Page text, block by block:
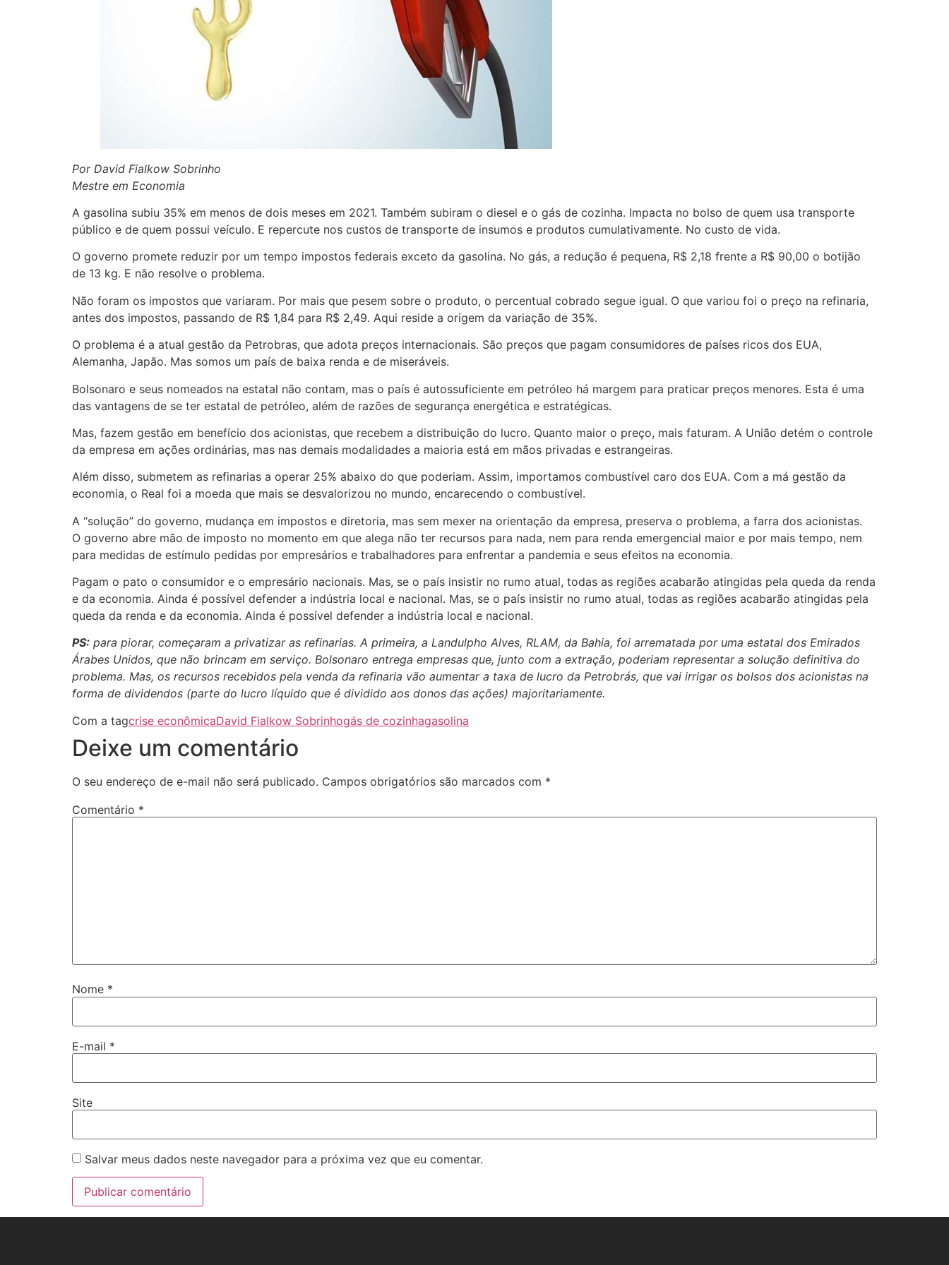
Por David Fialkow Sobrinho
Mestre em Economia
A gasolina subiu 35% em menos de dois meses em 2021. Também subiram o diesel e o gás de cozinha. Impacta no bolso de quem usa transporte
público e de quem possui veículo. E repercute nos custos de transporte de insumos e produtos cumulativamente. No custo de vida.
O governo promete reduzir por um tempo impostos federais exceto da gasolina. No gás, a redução é pequena, R$ 2,18 frente a R$ 90,00 o botijão
de 13 kg. E não resolve o problema.
Não foram os impostos que variaram. Por mais que pesem sobre o produto, o percentual cobrado segue igual. O que variou foi o preço na refinaria,
antes dos impostos, passando de R$ 1,84 para R$ 2,49. Aqui reside a origem da variação de 35%.
O problema é a atual gestão da Petrobras, que adota preços internacionais. São preços que pagam consumidores de países ricos dos EUA,
Alemanha, Japão. Mas somos um país de baixa renda e de miseráveis.
Bolsonaro e seus nomeados na estatal não contam, mas o país é autossuficiente em petróleo há margem para praticar preços menores. Esta é uma
das vantagens de se ter estatal de petróleo, além de razões de segurança energética e estratégicas.
Mas, fazem gestão em benefício dos acionistas, que recebem a distribuição do lucro. Quanto maior o preço, mais faturam. A União detém o controle
da empresa em ações ordinárias, mas nas demais modalidades a maioria está em mãos privadas e estrangeiras.
Além disso, submetem as refinarias a operar 25% abaixo do que poderiam. Assim, importamos combustível caro dos EUA. Com a má gestão da
economia, o Real foi a moeda que mais se desvalorizou no mundo, encarecendo o combustível.
A “solução” do governo, mudança em impostos e diretoria, mas sem mexer na orientação da empresa, preserva o problema, a farra dos acionistas.
O governo abre mão de imposto no momento em que alega não ter recursos para nada, nem para renda emergencial maior e por mais tempo, nem
para medidas de estímulo pedidas por empresários e trabalhadores para enfrentar a pandemia e seus efeitos na economia.
Pagam o pato o consumidor e o empresário nacionais. Mas, se o país insistir no rumo atual, todas as regiões acabarão atingidas pela queda da renda
e da economia. Ainda é possível defender a indústria local e nacional. Mas, se o país insistir no rumo atual, todas as regiões acabarão atingidas pela
queda da renda e da economia. Ainda é possível defender a indústria local e nacional.
PS: para piorar, começaram a privatizar as refinarias. A primeira, a Landulpho Alves, RLAM, da Bahia, foi arrematada por uma estatal dos Emirados
Árabes Unidos, que não brincam em serviço. Bolsonaro entrega empresas que, junto com a extração, poderiam representar a solução definitiva do
problema. Mas, os recursos recebidos pela venda da refinaria vão aumentar a taxa de lucro da Petrobrás, que vai irrigar os bolsos dos acionistas na
forma de dividendos (parte do lucro líquido que é dividido aos donos das ações) majoritariamente.
Com a tagcrise econômicaDavid Fialkow Sobrinhogás de cozinhagasolina
Deixe um comentário
O seu endereço de e-mail não será publicado. Campos obrigatórios são marcados com *
Comentário *
Nome *
E-mail *
Site
Salvar meus dados neste navegador para a próxima vez que eu comentar.